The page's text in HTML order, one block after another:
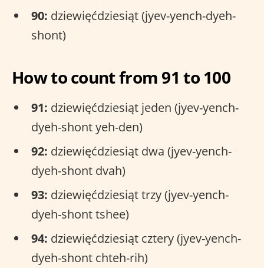
90: dziewięćdziesiąt (jyev-yench-dyeh-
shont)
How to count from 91 to 100
91: dziewięćdziesiąt jeden (jyev-yench-
dyeh-shont yeh-den)
92: dziewięćdziesiąt dwa (jyev-yench-
dyeh-shont dvah)
93: dziewięćdziesiąt trzy (jyev-yench-
dyeh-shont tshee)
94: dziewięćdziesiąt cztery (jyev-yench-
dyeh-shont chteh-rih)